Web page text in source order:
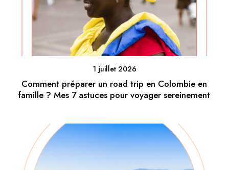
1 juillet 2026
Comment préparer un road trip en Colombie en
famille ? Mes 7 astuces pour voyager sereinement